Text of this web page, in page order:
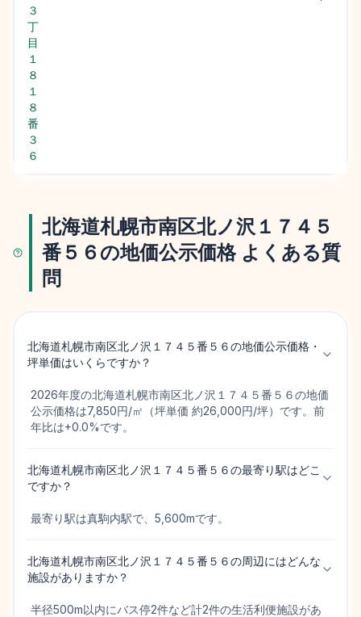
３
丁
目
１
８
１
８
番
３
６
北海道札幌市南区北ノ沢１７４５
番５６の地価公示価格 よくある質
問
北海道札幌市南区北ノ沢１７４５番５６の地価公示価格・
坪単価はいくらですか？
2026年度の北海道札幌市南区北ノ沢１７４５番５６の地価
公示価格は7,850円/㎡（坪単価 約26,000円/坪）です。前
年比は+0.0%です。
北海道札幌市南区北ノ沢１７４５番５６の最寄り駅はどこ
ですか？
最寄り駅は真駒内駅で、5,600mです。
北海道札幌市南区北ノ沢１７４５番５６の周辺にはどんな
施設がありますか？
半径500m以内にバス停2件など計2件の生活利便施設があ